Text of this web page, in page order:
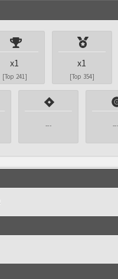
x1
[Top 241]
x1
[Top 354]
--- ---